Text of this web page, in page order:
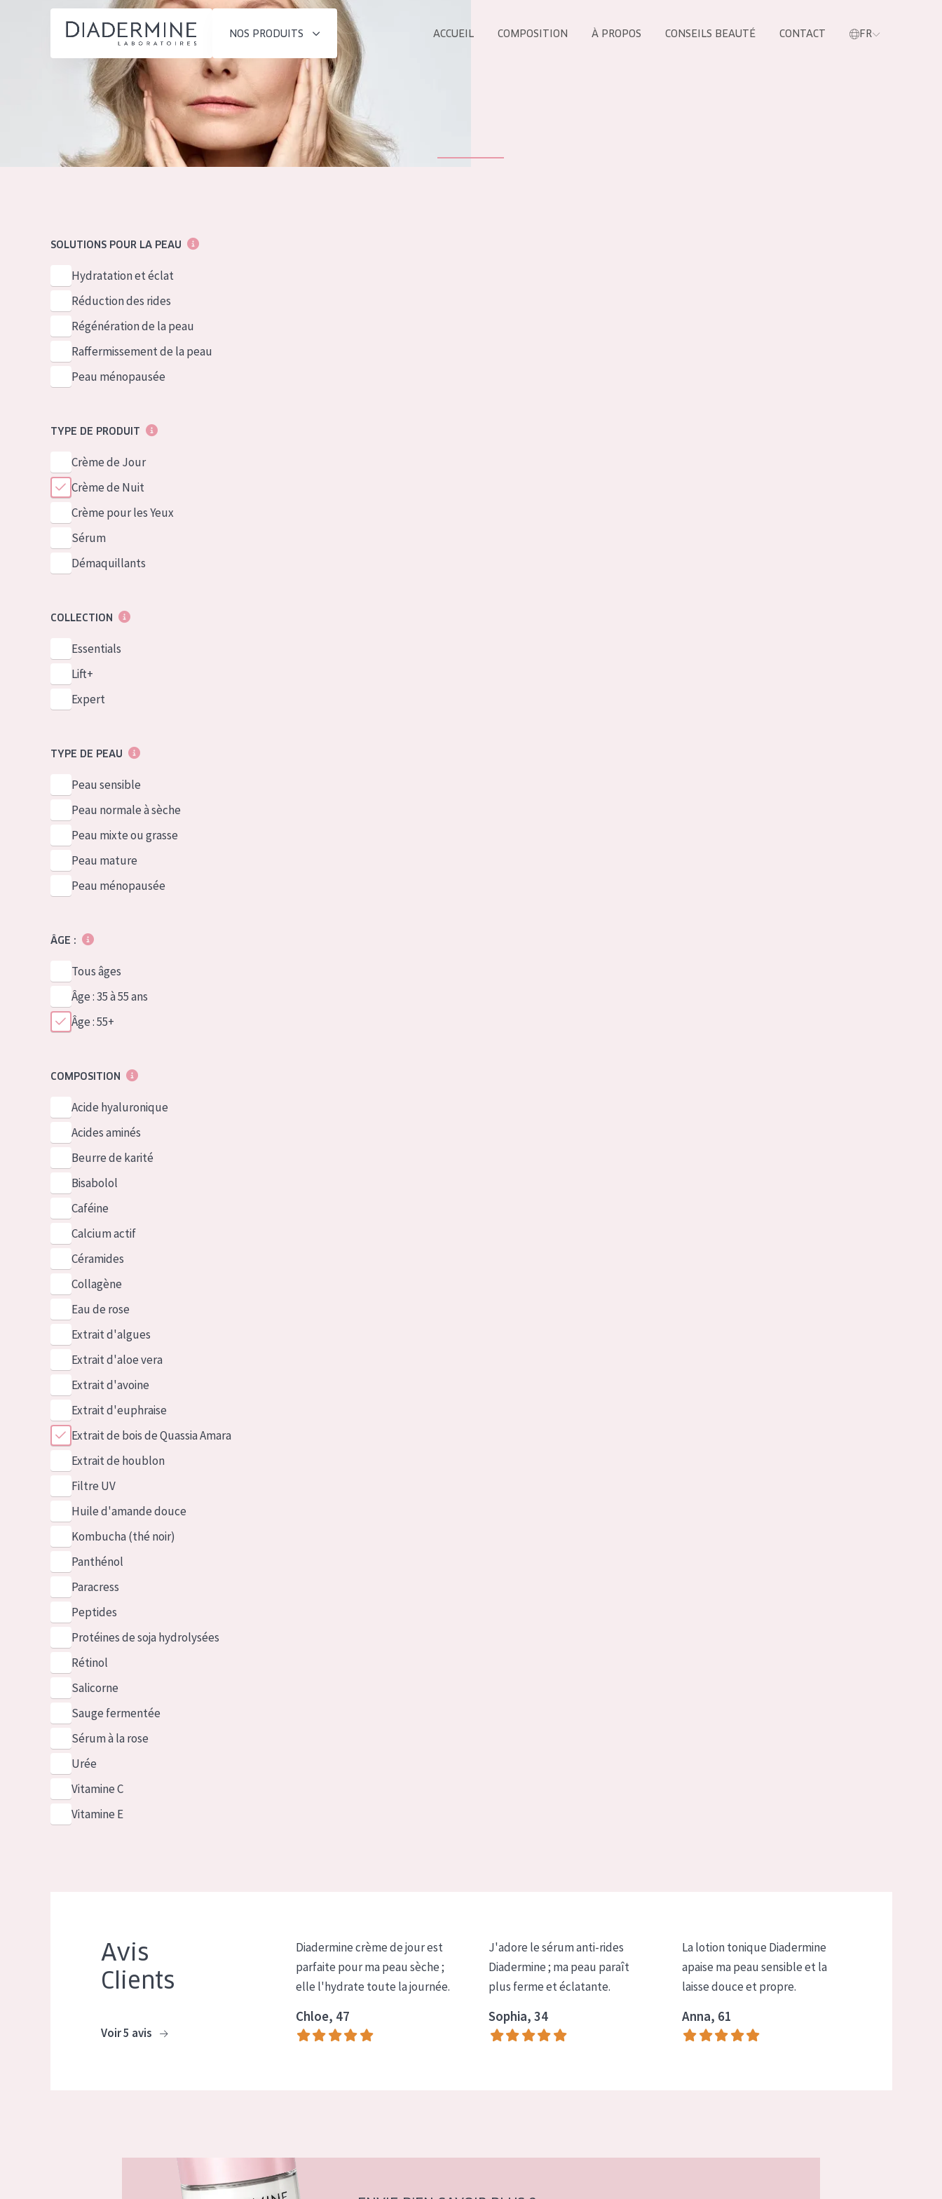
NOS PRODUITS
SOLUTIONS POUR LA PEAU
Hydratation et éclat
Réduction des rides
Peau ménopausée
TYPE DE PRODUIT
Crème de Jour
Crème de Nuit
Lift+
ACCUEIL COMPOSITION À PROPOS CONSEILS BEAUTÉ CONTACT FR
Composition
À propos
SOLUTIONS POUR LA PEAU
Hydratation et éclat
Réduction des rides
Régénération de la peau
Raffermissement de la peau
Peau ménopausée
TYPE DE PRODUIT
Crème de Jour
Crème de Nuit
Crème pour les Yeux
Sérum
Démaquillants
COLLECTION
Essentials
Lift+
Expert
TYPE DE PEAU
Peau sensible
Peau normale à sèche
Peau mixte ou grasse
Peau mature
Peau ménopausée
ÂGE :
Tous âges
Âge : 35 à 55 ans
Âge : 55+
COMPOSITION
Acide hyaluronique
Acides aminés
Beurre de karité
Bisabolol
Caféine
Calcium actif
Céramides
Collagène
Eau de rose
Extrait d'algues
Extrait d'aloe vera
Extrait d'avoine
Extrait d'euphraise
Extrait de bois de Quassia Amara
Extrait de houblon
Filtre UV
Huile d'amande douce
Kombucha (thé noir)
Panthénol
Paracress
Peptides
Protéines de soja hydrolysées
Rétinol
Salicorne
Sauge fermentée
Sérum à la rose
Urée
Vitamine C
Vitamine E
Avis
Clients
Voir 5 avis
Diadermine crème de jour est
parfaite pour ma peau sèche ;
elle l'hydrate toute la journée.
Chloe, 47
J'adore le sérum anti-rides
Diadermine ; ma peau paraît
plus ferme et éclatante.
Sophia, 34
La lotion tonique Diadermine
apaise ma peau sensible et la
laisse douce et propre.
Anna, 61